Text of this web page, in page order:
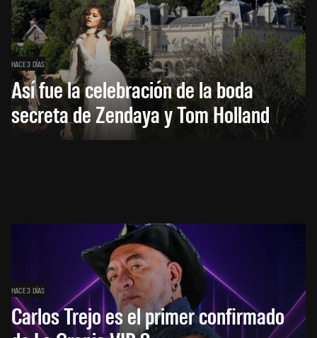
HACE 3 DÍAS
Así fue la celebración de la boda
secreta de Zendaya y Tom Holland
HACE 3 DÍAS
Carlos Trejo es el primer confirmado